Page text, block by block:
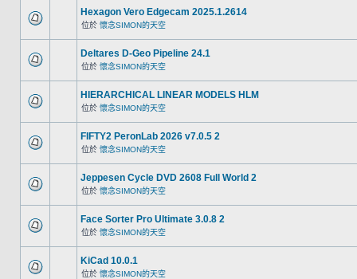
Hexagon Vero Edgecam 2025.1.2614
位於 懷念SIMON的天空
Deltares D-Geo Pipeline 24.1
位於 懷念SIMON的天空
HIERARCHICAL LINEAR MODELS HLM
位於 懷念SIMON的天空
FIFTY2 PeronLab 2026 v7.0.5 2
位於 懷念SIMON的天空
Jeppesen Cycle DVD 2608 Full World 2
位於 懷念SIMON的天空
Face Sorter Pro Ultimate 3.0.8 2
位於 懷念SIMON的天空
KiCad 10.0.1
位於 懷念SIMON的天空